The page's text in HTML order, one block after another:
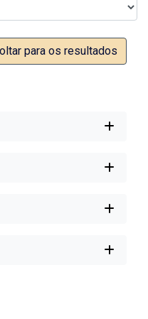
para os resultados